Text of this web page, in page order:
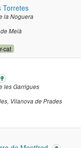
Torretes
la Noguera
Meià
cat
les Garrigues
Vilanova de Prades